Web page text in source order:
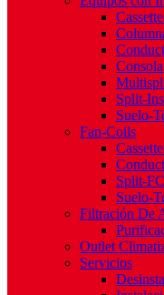
Split-
Suelo-
Fan-Coils
Split-FC
Suelo-
Filtración De
Outlet
Servicios